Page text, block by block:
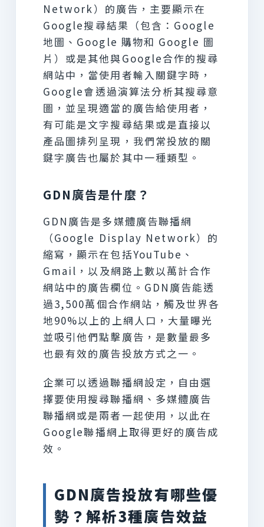
Network）的廣告，主要顯示在
Google搜尋結果（包含：Google
地圖、Google 購物和 Google 圖
片）或是其他與Google合作的搜尋
網站中，當使用者輸入關鍵字時，
Google會透過演算法分析其搜尋意
圖，並呈現適當的廣告給使用者，
有可能是文字搜尋結果或是直接以
產品圖排列呈現，我們常投放的關
鍵字廣告也屬於其中一種類型。
GDN廣告是什麼？
GDN廣告是多媒體廣告聯播網
（Google Display Network）的
縮寫，顯示在包括YouTube、
Gmail，以及網路上數以萬計合作
網站中的廣告欄位。GDN廣告能透
過3,500萬個合作網站，觸及世界各
地90%以上的上網人口，大量曝光
並吸引他們點擊廣告，是數量最多
也最有效的廣告投放方式之一。
企業可以透過聯播網設定，自由選
擇要使用搜尋聯播網、多媒體廣告
聯播網或是兩者一起使用，以此在
Google聯播網上取得更好的廣告成
效。
GDN廣告投放有哪些優
勢？解析3種廣告效益